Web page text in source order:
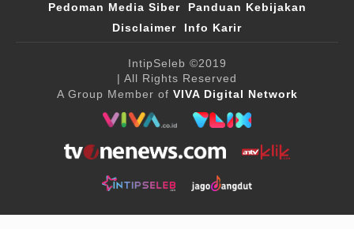
Pedoman Media Siber
Panduan Kebijakan
Disclaimer
Info Karir
IntipSeleb ©2019
| All Rights Reserved
A Group Member of VIVA Digital Network